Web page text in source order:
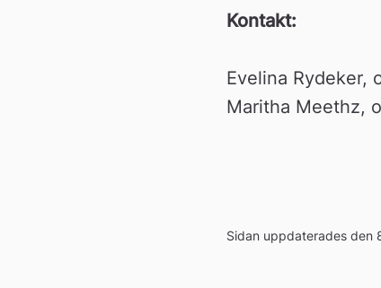
Kontakt:
Evelina Rydeker,
Maritha Meethz,
Sidan uppdaterades den